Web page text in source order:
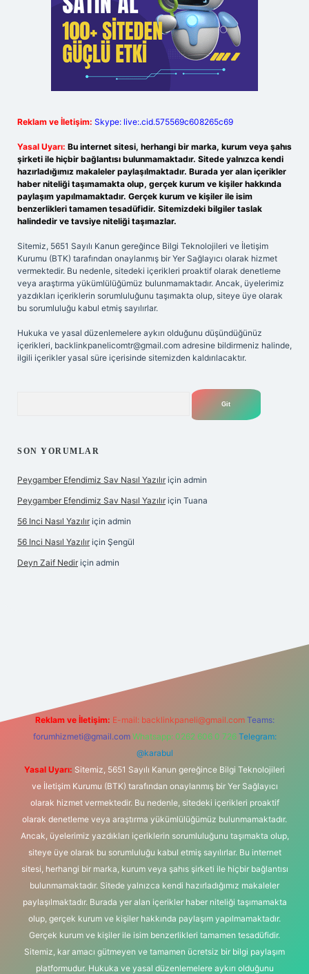
Reklam ve İletişim: Skype: live:.cid.575569c608265c69
Yasal Uyarı: Bu internet sitesi, herhangi bir marka, kurum veya şahıs
şirketi ile hiçbir bağlantısı bulunmamaktadır. Sitede yalnızca kendi
hazırladığımız makaleler paylaşılmaktadır. Burada yer alan içerikler
haber niteliği taşımamakta olup, gerçek kurum ve kişiler hakkında
paylaşım yapılmamaktadır. Gerçek kurum ve kişiler ile isim
benzerlikleri tamamen tesadüfidir. Sitemizdeki bilgiler taslak
halindedir ve tavsiye niteliği taşımazlar.
Sitemiz, 5651 Sayılı Kanun gereğince Bilgi Teknolojileri ve İletişim
Kurumu (BTK) tarafından onaylanmış bir Yer Sağlayıcı olarak hizmet
vermektedir. Bu nedenle, sitedeki içerikleri proaktif olarak denetleme
veya araştırma yükümlülüğümüz bulunmamaktadır. Ancak, üyelerimiz
yazdıkları içeriklerin sorumluluğunu taşımakta olup, siteye üye olarak
bu sorumluluğu kabul etmiş sayılırlar.
Hukuka ve yasal düzenlemelere aykırı olduğunu düşündüğünüz
içerikleri, backlinkpanelicomtr@gmail.com adresine bildirmeniz halinde,
ilgili içerikler yasal süre içerisinde sitemizden kaldırılacaktır.
SON YORUMLAR
Peygamber Efendimiz Sav Nasıl Yazılır için admin
Peygamber Efendimiz Sav Nasıl Yazılır için Tuana
56 Inci Nasıl Yazılır için admin
56 Inci Nasıl Yazılır için Şengül
Deyn Zaif Nedir için admin
Reklam ve İletişim: E-mail: backlinkpaneli@gmail.com Teams:
forumhizmeti@gmail.com Whatsapp: 0262 606 0 726 Telegram:
@karabul
Yasal Uyarı: Sitemiz, 5651 Sayılı Kanun gereğince Bilgi Teknolojileri
ve İletişim Kurumu (BTK) tarafından onaylanmış bir Yer Sağlayıcı
olarak hizmet vermektedir. Bu nedenle, sitedeki içerikleri proaktif
olarak denetleme veya araştırma yükümlülüğümüz bulunmamaktadır.
Ancak, üyelerimiz yazdıkları içeriklerin sorumluluğunu taşımakta olup,
siteye üye olarak bu sorumluluğu kabul etmiş sayılırlar. Bu internet
sitesi, herhangi bir marka, kurum veya şahıs şirketi ile hiçbir bağlantısı
bulunmamaktadır. Sitede yalnızca kendi hazırladığımız makaleler
paylaşılmaktadır. Burada yer alan içerikler haber niteliği taşımamakta
olup, gerçek kurum ve kişiler hakkında paylaşım yapılmamaktadır.
Gerçek kurum ve kişiler ile isim benzerlikleri tamamen tesadüfidir.
Sitemiz, kar amacı gütmeyen ve tamamen ücretsiz bir bilgi paylaşım
platformudur. Hukuka ve yasal düzenlemelere aykırı olduğunu